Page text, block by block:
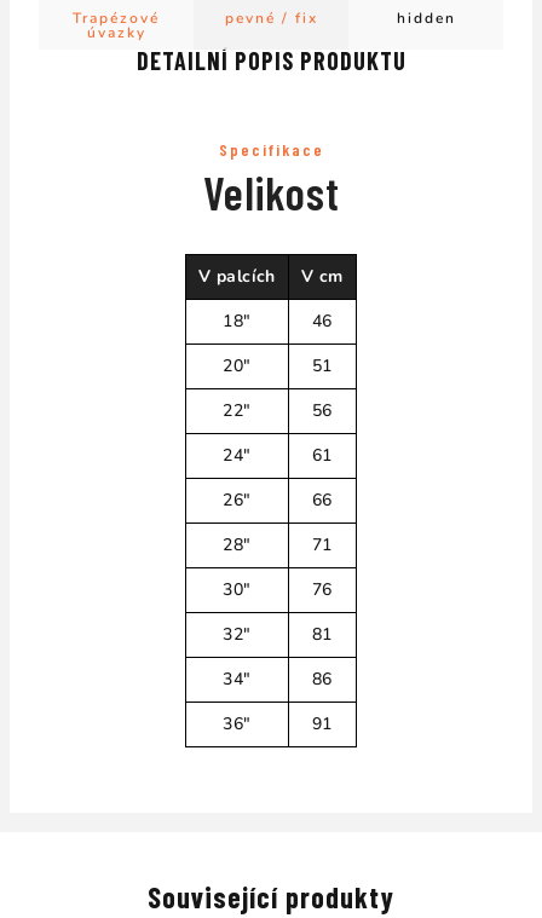
DETAILNÍ POPIS PRODUKTU
Specifikace
Velikost
V palcích
V cm
18"
46
20"
51
22"
56
24"
61
26"
66
28"
71
30"
76
32"
81
34"
86
36"
91
Trapézové
úvazky
pevné / fix hidden
Související produkty